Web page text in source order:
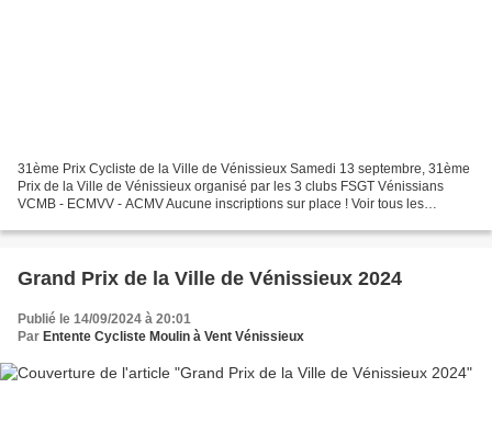
31ème Prix Cycliste de la Ville de Vénissieux Samedi 13 septembre, 31ème
Prix de la Ville de Vénissieux organisé par les 3 clubs FSGT Vénissians
VCMB - ECMVV - ACMV Aucune inscriptions sur place ! Voir tous les
Grand Prix de la Ville de Vénissieux 2024
Publié le 14/09/2024 à 20:01
Par Entente Cycliste Moulin à Vent Vénissieux